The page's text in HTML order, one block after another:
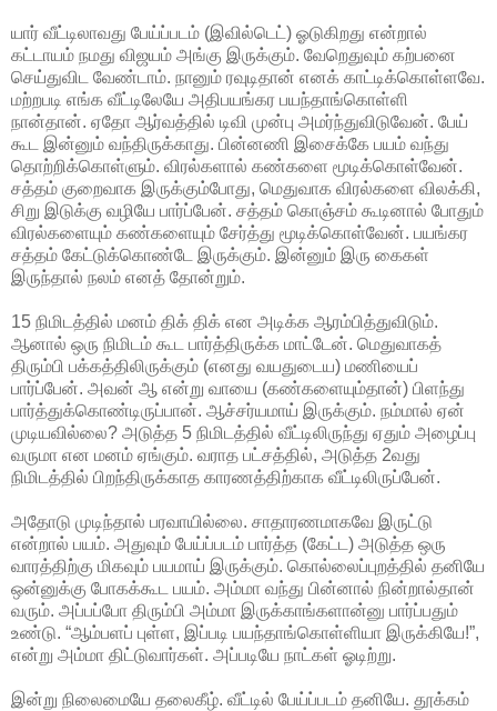
யார் வீட்டிலாவது பேய்ப்படம் (இவில்டெட்) ஓடுகிறது என்றால்
கட்டாயம் நமது விஜயம் அங்கு இருக்கும். வேறெதுவும் கற்பனை
செய்துவிட வேண்டாம். நானும் ரவுடிதான் எனக் காட்டிக்கொள்ளவே.
மற்றபடி எங்க வீட்டிலேயே அதிபயங்கர பயந்தாங்கொள்ளி
நான்தான். ஏதோ ஆர்வத்தில் டிவி முன்பு அமர்ந்துவிடுவேன். பேய்
கூட இன்னும் வந்திருக்காது. பின்னணி இசைக்கே பயம் வந்து
தொற்றிக்கொள்ளும். விரல்களால் கண்களை மூடிக்கொள்வேன்.
சத்தம் குறைவாக இருக்கும்போது, மெதுவாக விரல்களை விலக்கி,
சிறு இடுக்கு வழியே பார்ப்பேன். சத்தம் கொஞ்சம் கூடினால் போதும்
விரல்களையும் கண்களையும் சேர்த்து மூடிக்கொள்வேன். பயங்கர
சத்தம் கேட்டுக்கொண்டே இருக்கும். இன்னும் இரு கைகள்
இருந்தால் நலம் எனத் தோன்றும்.
15 நிமிடத்தில் மனம் திக் திக் என அடிக்க ஆரம்பித்துவிடும்.
ஆனால் ஒரு நிமிடம் கூட பார்த்திருக்க மாட்டேன். மெதுவாகத்
திரும்பி பக்கத்திலிருக்கும் (எனது வயதுடைய) மணியைப்
பார்ப்பேன். அவன் ஆ என்று வாயை (கண்களையும்தான்) பிளந்து
பார்த்துக்கொண்டிருப்பான். ஆச்சர்யமாய் இருக்கும். நம்மால் ஏன்
முடியவில்லை? அடுத்த 5 நிமிடத்தில் வீட்டிலிருந்து ஏதும் அழைப்பு
வருமா என மனம் ஏங்கும். வராத பட்சத்தில், அடுத்த 2வது
நிமிடத்தில் பிறந்திருக்காத காரணத்திற்காக வீட்டிலிருப்பேன்.
அதோடு முடிந்தால் பரவாயில்லை. சாதாரணமாகவே இருட்டு
என்றால் பயம். அதுவும் பேய்ப்படம் பார்த்த (கேட்ட) அடுத்த ஒரு
வாரத்திற்கு மிகவும் பயமாய் இருக்கும். கொல்லைப்புறத்தில் தனியே
ஒன்னுக்கு போகக்கூட பயம். அம்மா வந்து பின்னால் நின்றால்தான்
வரும். அப்பப்போ திரும்பி அம்மா இருக்காங்களான்னு பார்ப்பதும்
உண்டு. “ஆம்பளப் புள்ள, இப்படி பயந்தாங்கொள்ளியா இருக்கியே!”,
என்று அம்மா திட்டுவார்கள். அப்படியே நாட்கள் ஓடிற்று.
இன்று நிலைமையே தலைகீழ். வீட்டில் பேய்ப்படம் தனியே. தூக்கம்